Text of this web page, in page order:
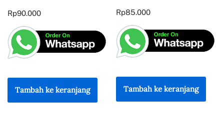
Rp90.000
Tambah ke keranjang
Rp85.000
Tambah ke keranjang